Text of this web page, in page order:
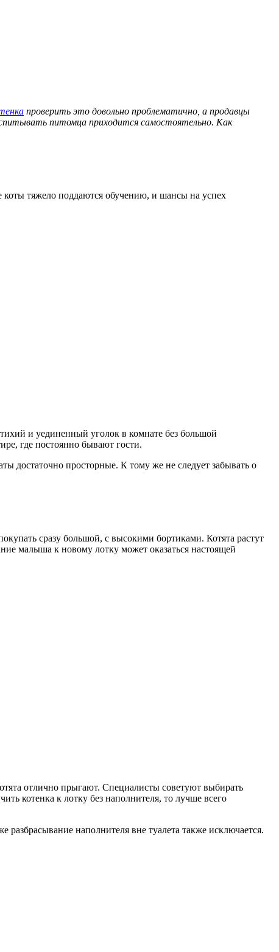
проверить это довольно проблематично, а продавцы
питомца приходится самостоятельно. Как
коты тяжело поддаются обучению, и шансы на успех
и уединенный уголок в комнате без большой
где постоянно бывают гости.
достаточно просторные. К тому же не следует забывать о
сразу большой, с высокими бортиками. Котята растут
малыша к новому лотку может оказаться настоящей
отлично прыгают. Специалисты советуют выбирать
котенка к лотку без наполнителя, то лучше всего
наполнителя вне туалета также исключается.